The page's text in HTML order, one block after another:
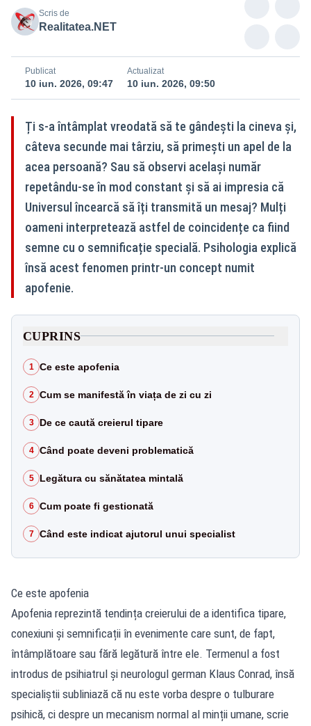
Scris de
Realitatea.NET
Publicat
10 iun. 2026, 09:47
Actualizat
10 iun. 2026, 09:50
Ți s-a întâmplat vreodată să te gândești la cineva și,
câteva secunde mai târziu, să primești un apel de la
acea persoană? Sau să observi același număr
repetându-se în mod constant și să ai impresia că
Universul încearcă să îți transmită un mesaj? Mulți
oameni interpretează astfel de coincidențe ca fiind
semne cu o semnificație specială. Psihologia explică
însă acest fenomen printr-un concept numit
apofenie.
CUPRINS
1 Ce este apofenia
2 Cum se manifestă în viața de zi cu zi
3 De ce caută creierul tipare
4 Când poate deveni problematică
5 Legătura cu sănătatea mintală
6 Cum poate fi gestionată
7 Când este indicat ajutorul unui specialist
Ce este apofenia
Apofenia reprezintă tendința creierului de a identifica tipare,
conexiuni și semnificații în evenimente care sunt, de fapt,
întâmplătoare sau fără legătură între ele. Termenul a fost
introdus de psihiatrul și neurologul german Klaus Conrad, însă
specialiștii subliniază că nu este vorba despre o tulburare
psihică, ci despre un mecanism normal al minții umane, scrie